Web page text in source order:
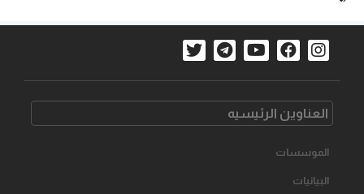
العناوین الرئیسیه
الموسسات
البیانیات